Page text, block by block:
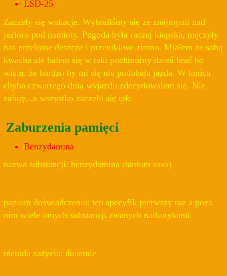
LSD-25
Zaczeły się wakacje. Wybraliśmy się ze znajmymi nad
jezioro pod namioty. Pogoda była raczej kiepska, męczyły
nas przelotne deszcze i przenikliwe zimno. Miałem ze sobą
kwacha ale bałem się w taki pochmurny dzień brać bo
wiem, że bardzo by mi się nie podobała jazda. W końcu
chyba czwartego dnia wyjazdu zdecydowałem się. Nie
załuję...a wszystko zaczeło się tak:
Zaburzenia pamięci
Benzydamina
nazwa substancji: benzydamina (tantum rosa)
poziom doświadczenia: ten specyfik pierwszy raz a poza
nim wiele innych substancji zwanych narkotykami
metoda zażycia: doustnie